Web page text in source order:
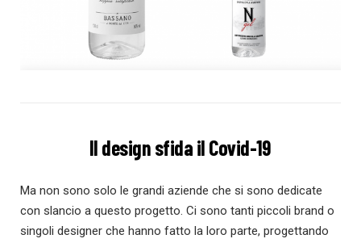
Il design sfida il Covid-19
Ma non sono solo le grandi aziende che si sono dedicate
con slancio a questo progetto. Ci sono tanti piccoli brand o
singoli designer che hanno fatto la loro parte, progettando